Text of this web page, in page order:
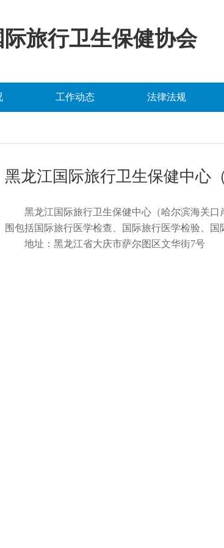
际旅行卫生保健协会
工作动态 法律法规
黑龙江国际旅行卫生保健中心
黑龙江国际旅行卫生保健中心（哈尔滨海关
围包括国际旅行医学检查、国际旅行医学检验、
地址：黑龙江省大庆市萨尔图区文华街7号